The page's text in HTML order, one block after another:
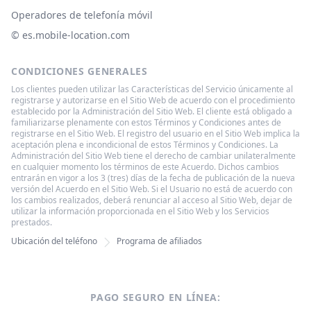
Operadores de telefonía móvil
© ‌es.mobile-location.com
CONDICIONES GENERALES
Los clientes pueden utilizar las Características del Servicio únicamente al
registrarse y autorizarse en el Sitio Web de acuerdo con el procedimiento
establecido por la Administración del Sitio Web. El cliente está obligado a
familiarizarse plenamente con estos Términos y Condiciones antes de
registrarse en el Sitio Web. El registro del usuario en el Sitio Web implica la
aceptación plena e incondicional de estos Términos y Condiciones. La
Administración del Sitio Web tiene el derecho de cambiar unilateralmente
en cualquier momento los términos de este Acuerdo. Dichos cambios
entrarán en vigor a los 3 (tres) días de la fecha de publicación de la nueva
versión del Acuerdo en el Sitio Web. Si el Usuario no está de acuerdo con
los cambios realizados, deberá renunciar al acceso al Sitio Web, dejar de
utilizar la información proporcionada en el Sitio Web y los Servicios
prestados.
Ubicación del teléfono
Programa de afiliados
PAGO SEGURO EN LÍNEA: